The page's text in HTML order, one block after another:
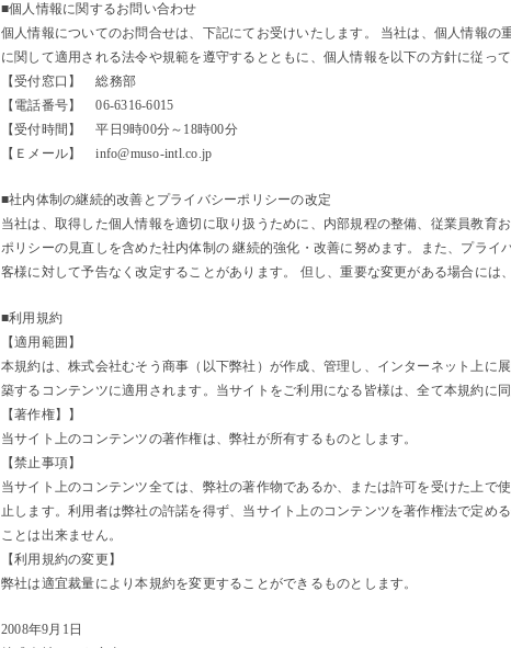
■個人情報に関するお問い合わせ
個人情報についてのお問合せは、下記にてお受けいたします。 当社は、個人情報の
に関して適用される法令や規範を遵守するとともに、個人情報を以下の方針に従って
【受付窓口】 総務部
【電話番号】 06-6316-6015
【受付時間】 平日9時00分～18時00分
【Ｅメール】info@muso-intl.co.jp
■社内体制の継続的改善とプライバシーポリシーの改定
当社は、取得した個人情報を適切に取り扱うために、内部規程の整備、従業員教育
ポリシーの見直しを含めた社内体制の 継続的強化・改善に努めます。また、プライ
客様に対して予告なく改定することがあります。 但し、重要な変更がある場合には
■利用規約
【適用範囲】
本規約は、株式会社むそう商事（以下弊社）が作成、管理し、インターネット上に
築するコンテンツに適用されます。当サイトをご利用になる皆様は、全て本規約に
【著作権】】
当サイト上のコンテンツの著作権は、弊社が所有するものとします。
【禁止事項】
当サイト上のコンテンツ全ては、弊社の著作物であるか、または許可を受けた上で
止します。利用者は弊社の許諾を得ず、当サイト上のコンテンツを著作権法で定め
ことは出来ません。
【利用規約の変更】
弊社は適宜裁量により本規約を変更することができるものとします。
2008年9月1日